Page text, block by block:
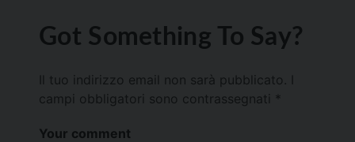
Got Something To Say?
Il tuo indirizzo email non sarà pubblicato.
campi obbligatori sono contrassegnati *
Your comment